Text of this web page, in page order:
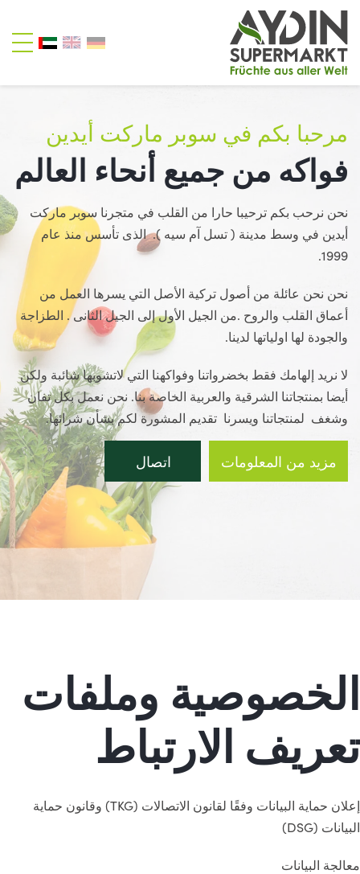
مرحبا بكم في سوبر ماركت أيدين
فواكه من جميع أنحاء العالم
نحن نرحب بكم ترحيبا حارا من القلب في متجرنا سوبر ماركت
أيدين في وسط مدينة ( تسل آم سيه ). الذى تأسس منذ عام
1999.
نحن نحن عائلة من أصول تركية الأصل التي يسرها العمل من
أعماق القلب والروح .من الجيل الأول إلى الجيل الثانى . الطزاجة
والجودة لها اولياتها لدينا.
لا نريد إلهامك فقط بخضرواتنا وفواكهنا التي لاتشوبها شائبة ولكن
أيضا بمنتجاتنا الشرقية والعربية الخاصة بنا. نحن نعمل بكل تفان
وشغف لمنتجاتنا ويسرنا تقديم المشورة لكم بشأن شرائها.
مزيد من المعلومات اتصال
الخصوصية وملفات
تعريف الارتباط
إعلان حماية البيانات وفقًا لقانون الاتصالات (TKG) وقانون حماية
البيانات (DSG)
معالجة البيانات